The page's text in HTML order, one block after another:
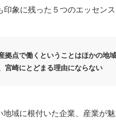
印象に残った５つのエッセンス
拠点で働くということはほかの地
宮崎にとどまる理由にならない
域に根付いた企業、産業が魅